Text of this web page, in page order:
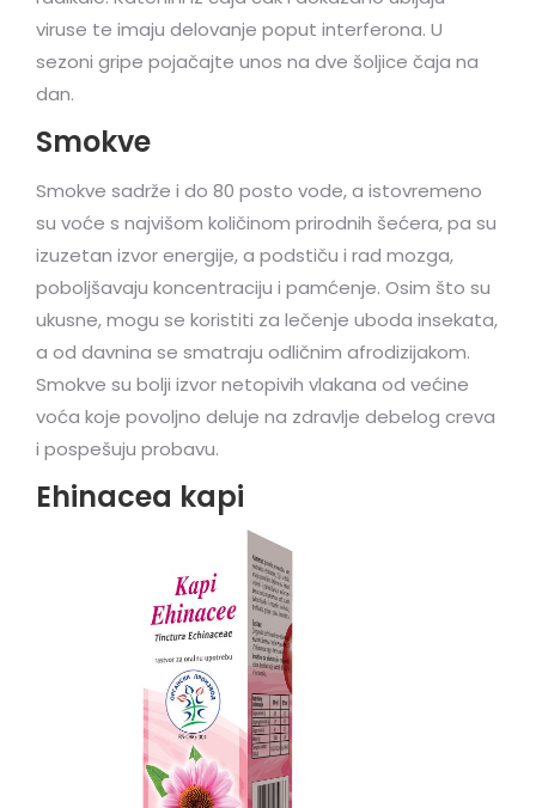
viruse te imaju delovanje poput interferona. U
sezoni gripe pojačajte unos na dve šoljice čaja na
dan.
Smokve
Smokve sadrže i do 80 posto vode, a istovre­meno
su voće s najvišom količinom prirod­nih šećera, pa su
izuzetan izvor energije, a podstiču i rad mozga,
poboljšavaju koncen­traciju i pamćenje. Osim što su
ukusne, mogu se koristiti za lečenje uboda insekata,
a od davnina se smatraju odličnim afrodizijakom.
Smokve su bolji izvor netopivih vlakana od većine
voća koje povoljno deluje na zdravlje debelog creva
i po­spešuju probavu.
Ehinacea kapi